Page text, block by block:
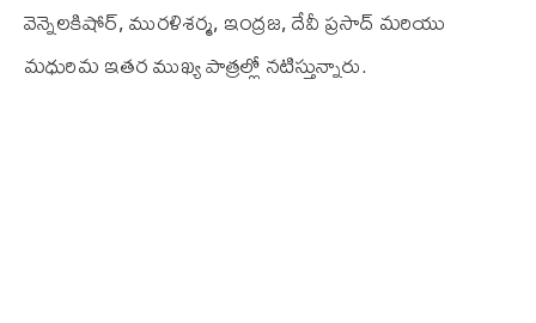
వెన్నెల‌కిషోర్‌, ముర‌ళిశ‌ర్మ‌, ఇంద్ర‌జ‌, దేవీ ప్ర‌సాద్ మ‌రియు
మ‌ధురిమ ఇతర ముఖ్య పాత్ర‌ల్లో న‌టిస్తున్నారు.